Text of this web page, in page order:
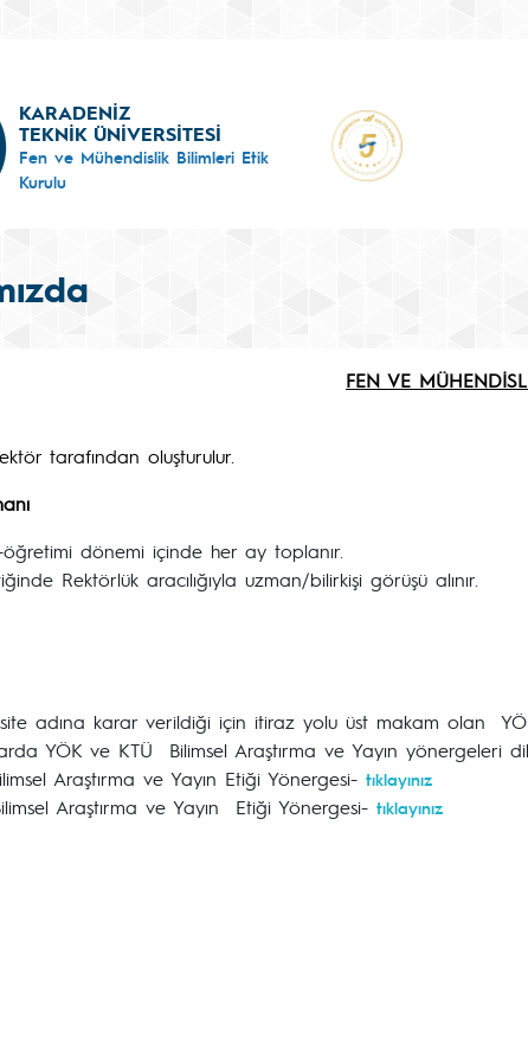
KARADENİZ
TEKNİK ÜNİVERSİTESİ
Fen ve Mühendislik Bilimleri Etik
Kurulu
FEN VE
tarafından oluşturulur.
öğretimi dönemi içinde her ay toplanır.
Rektörlük aracılığıyla uzman/bilirkişi görüşü alınır.
adına karar verildiği için itiraz yolu üst makam olan
YÖK ve KTÜ Bilimsel Araştırma ve Yayın yönergeleri
Araştırma ve Yayın Etiği Yönergesi- tıklayınız
Araştırma ve Yayın Etiği Yönergesi- tıklayınız